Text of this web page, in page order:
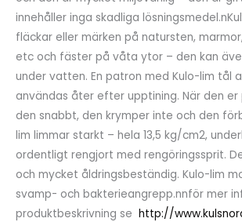
innehåller inga skadliga
fläckar eller märken på natursten,
etc och fäster på våta ytor – den kan
under vatten. En patron med Kulo-lim tål
användas åter efter upptining. När den
den snabbt, den krymper inte och den
lim limmar starkt – hela 13,5 kg/cm2,
ordentligt rengjort med rengöringssprit.
och mycket åldringsbeständig. Kulo-lim
svamp- och bakterieangrepp.nnför mer
produktbeskrivning se http://